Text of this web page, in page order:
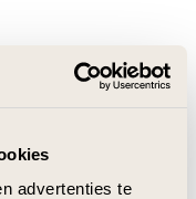
advertenties te